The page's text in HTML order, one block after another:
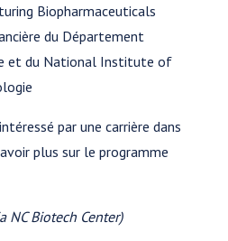
Biopharmaceuticals
du Département
et du National Institute of
par une carrière dans
plus sur le programme
NC Biotech Center)